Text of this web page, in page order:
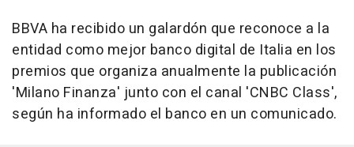
BBVA ha recibido un galardón que reconoce a la
entidad como mejor banco digital de Italia en los
premios que organiza anualmente la publicación
'Milano Finanza' junto con el canal 'CNBC Class',
según ha informado el banco en un comunicado.